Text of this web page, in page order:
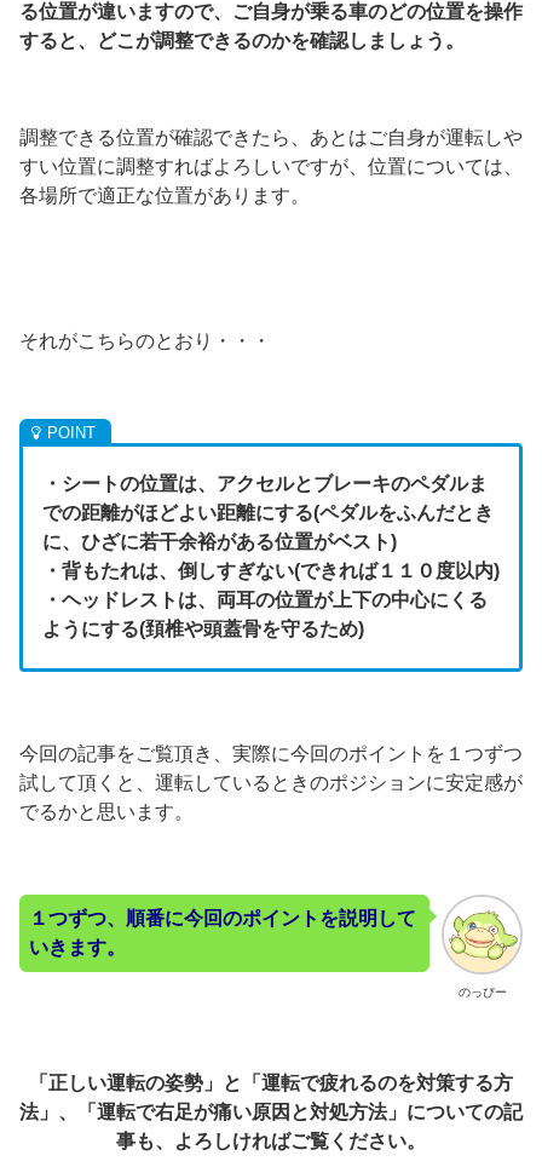
る位置が違いますので、ご自身が乗る車のどの位置を操作
すると、どこが調整できるのかを確認しましょう。
調整できる位置が確認できたら、あとはご自身が運転しや
すい位置に調整すればよろしいですが、位置については、
各場所で適正な位置があります。
それがこちらのとおり・・・
・シートの位置は、アクセルとブレーキのペダルま
での距離がほどよい距離にする(ペダルをふんだとき
に、ひざに若干余裕がある位置がベスト)
・背もたれは、倒しすぎない(できれば１１０度以内)
・ヘッドレストは、両耳の位置が上下の中心にくる
ようにする(頚椎や頭蓋骨を守るため)
今回の記事をご覧頂き、実際に今回のポイントを１つずつ
試して頂くと、運転しているときのポジションに安定感が
でるかと思います。
のっぴー
１つずつ、順番に今回のポイントを説明して
いきます。
「正しい運転の姿勢」と「運転で疲れるのを対策する方
法」、「運転で右足が痛い原因と対処方法」についての記
事も、よろしければご覧ください。